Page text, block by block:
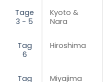
Tage
3 - 5
Kyoto &
Nara
Tag
6
Hiroshima
Tag
Miyajima